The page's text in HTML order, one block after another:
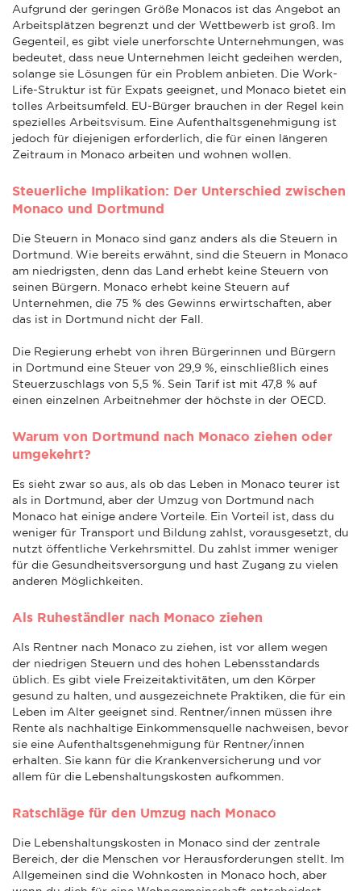
Aufgrund der geringen Größe Monacos ist das Angebot an
Arbeitsplätzen begrenzt und der Wettbewerb ist groß. Im
Gegenteil, es gibt viele unerforschte Unternehmungen, was
bedeutet, dass neue Unternehmen leicht gedeihen werden,
solange sie Lösungen für ein Problem anbieten. Die Work-
Life-Struktur ist für Expats geeignet, und Monaco bietet ein
tolles Arbeitsumfeld. EU-Bürger brauchen in der Regel kein
spezielles Arbeitsvisum. Eine Aufenthaltsgenehmigung ist
jedoch für diejenigen erforderlich, die für einen längeren
Zeitraum in Monaco arbeiten und wohnen wollen.
Steuerliche Implikation: Der Unterschied zwischen
Monaco und Dortmund
Die Steuern in Monaco sind ganz anders als die Steuern in
Dortmund. Wie bereits erwähnt, sind die Steuern in Monaco
am niedrigsten, denn das Land erhebt keine Steuern von
seinen Bürgern. Monaco erhebt keine Steuern auf
Unternehmen, die 75 % des Gewinns erwirtschaften, aber
das ist in Dortmund nicht der Fall.
Die Regierung erhebt von ihren Bürgerinnen und Bürgern
in Dortmund eine Steuer von 29,9 %, einschließlich eines
Steuerzuschlags von 5,5 %. Sein Tarif ist mit 47,8 % auf
einen einzelnen Arbeitnehmer der höchste in der OECD.
Warum von Dortmund nach Monaco ziehen oder
umgekehrt?
Es sieht zwar so aus, als ob das Leben in Monaco teurer ist
als in Dortmund, aber der Umzug von Dortmund nach
Monaco hat einige andere Vorteile. Ein Vorteil ist, dass du
weniger für Transport und Bildung zahlst, vorausgesetzt, du
nutzt öffentliche Verkehrsmittel. Du zahlst immer weniger
für die Gesundheitsversorgung und hast Zugang zu vielen
anderen Möglichkeiten.
Als Ruheständler nach Monaco ziehen
Als Rentner nach Monaco zu ziehen, ist vor allem wegen
der niedrigen Steuern und des hohen Lebensstandards
üblich. Es gibt viele Freizeitaktivitäten, um den Körper
gesund zu halten, und ausgezeichnete Praktiken, die für ein
Leben im Alter geeignet sind. Rentner/innen müssen ihre
Rente als nachhaltige Einkommensquelle nachweisen, bevor
sie eine Aufenthaltsgenehmigung für Rentner/innen
erhalten. Sie kann für die Krankenversicherung und vor
allem für die Lebenshaltungskosten aufkommen.
Ratschläge für den Umzug nach Monaco
Die Lebenshaltungskosten in Monaco sind der zentrale
Bereich, der die Menschen vor Herausforderungen stellt. Im
Allgemeinen sind die Wohnkosten in Monaco hoch, aber